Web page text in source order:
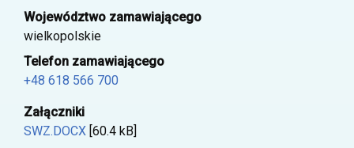
Województwo zamawiającego
wielkopolskie
Telefon zamawiającego
+48 618 566 700
Załączniki
SWZ.DOCX [60.4 kB]